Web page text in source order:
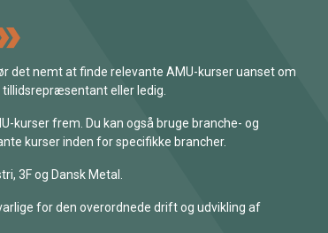
det nemt at finde relevante AMU-kurser uanset om
eller ledig.
kurser frem. Du kan også bruge branche- og
kurser inden for specifikke brancher.
3F og Dansk Metal.
for den overordnede drift og udvikling af